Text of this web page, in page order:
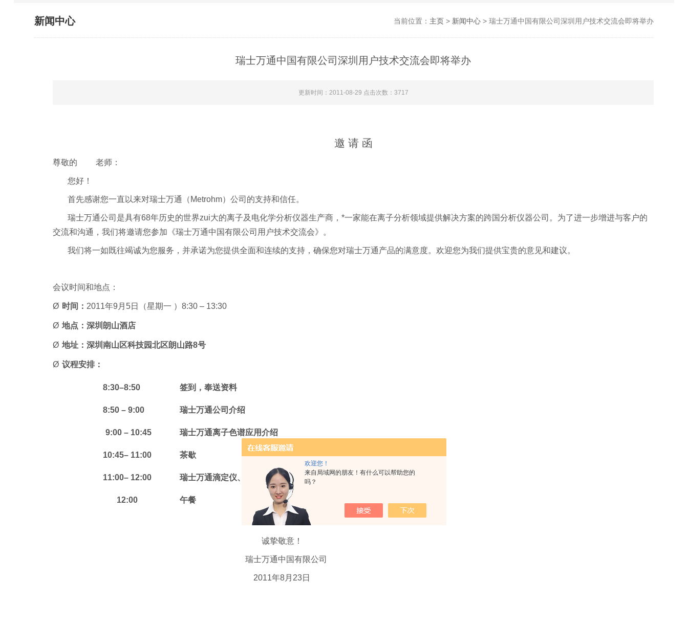
欢迎您！
来自局域网的朋友！有什么可以帮助您的
吗？
新闻中心 当前位置： 主页> 新闻中心> 瑞士万通中国有限公司深圳用户技术交流会即将举办
瑞士万通中国有限公司深圳用户技术交流会即将举办
更新时间：2011-08-29 点击次数：3717
邀 请 函
尊敬的 老师：
您好！
首先感谢您一直以来对瑞士万通 （ Metrohm）公司的支持和信任。
瑞士万通公司是具有68年历史的世界zui大的离子及电化学分析仪器生产商，*一家能在离子分析领域提供解决方案的跨国分析仪器公司。为了进一步增进与客户的
交流和沟通，我们将邀请您参加 《瑞士万通中国有限公司用户技术交流会》 。
我们将一如既往竭诚为您服务，并承诺为您提供全面和连续的支持，确保您对瑞士万通产品的满意度。欢迎您为我们提供宝贵的意见和建议。
会议时间和地点：
Ø 时间： 2011年9月5日（星期一 ）8:30– 13:30
Ø 地点：深圳朗山酒店
Ø 地址：深圳南山区科技园北区朗山路8号
Ø 议程安排：
8:30–8:50 签到，奉送资料
8:50 – 9:00 瑞士万通公司介绍
9:00 –10:45 瑞士万通离子色谱应用介绍
10:45– 11:00 茶歇
11:00– 12:00 瑞士万通滴定仪、水分仪应用介绍
12:00 午餐
诚挚敬意！
瑞士万通中国有限公司
2011年8月23日